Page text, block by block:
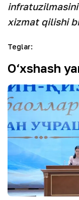
xizmat qilishi
Teglar:
O‘xshash